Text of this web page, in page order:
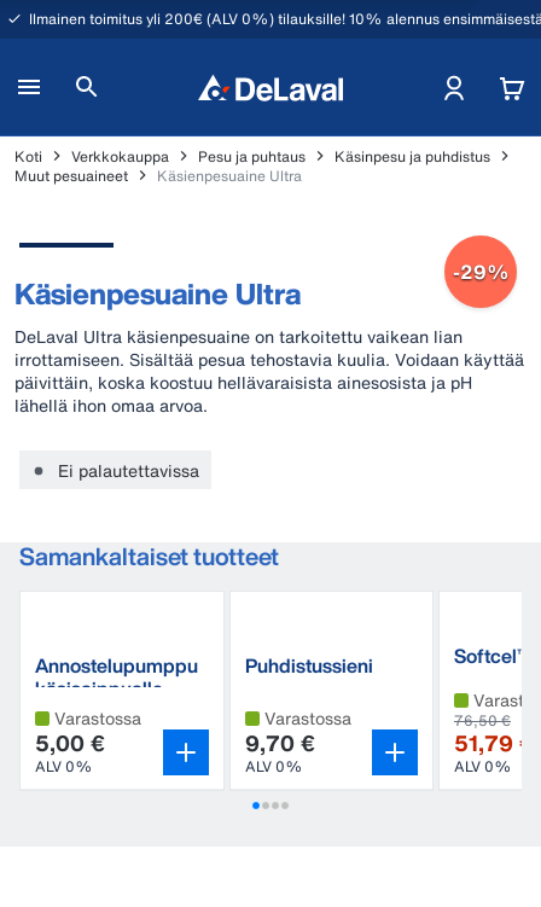
Ilmainen toimitus yli 200€ (ALV 0%) tilauksille! 10% alennus
Koti Verkkokauppa Pesu ja puhtaus
Käsinpesu ja puhdistus
Muut pesuaineet
Käsienpesuaine Ultra
-29%
Käsienpesuaine Ultra
DeLaval Ultra käsienpesuaine on tarkoitettu vaikean lian
irrottamiseen. Sisältää pesua tehostavia kuulia. Voidaan käyttää
päivittäin, koska koostuu hellävaraisista ainesosista ja pH
lähellä ihon omaa arvoa.
Ei palautettavissa
Samankaltaiset tuotteet
Annostelupumppu
käsisaippualle
Varastossa
5,00 €
ALV 0%
Puhdistussieni
Varastossa
9,70 €
ALV 0%
Softcel™
76,50 €
51,79 €
ALV 0%